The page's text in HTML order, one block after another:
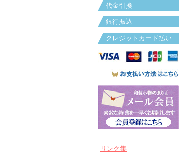
代金引換
銀行振込
クレジットカード払い
リンク集